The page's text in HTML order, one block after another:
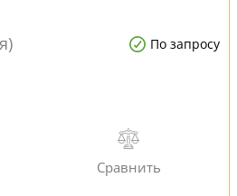
По запросу